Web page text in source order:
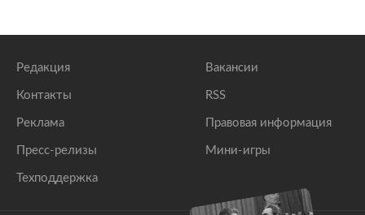
Редакция
Контакты
Реклама
Пресс-релизы
Техподдержка
Вакансии
RSS
Правовая информация
Мини-игры